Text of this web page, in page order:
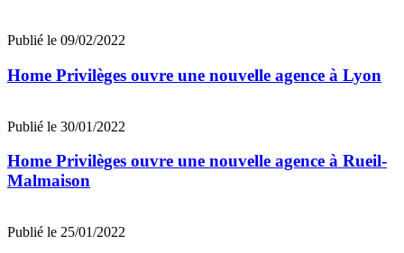
Publié le 09/02/2022
Home Privilèges ouvre une nouvelle agence à Lyon
Publié le 30/01/2022
Home Privilèges ouvre une nouvelle agence à Rueil-
Malmaison
Publié le 25/01/2022